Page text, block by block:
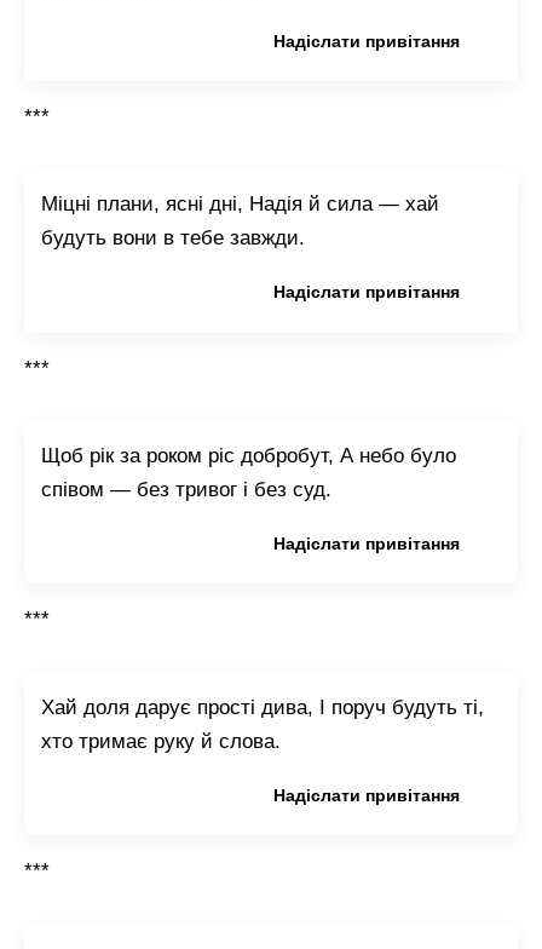
Надіслати привітання
***
Міцні плани, ясні дні, Надія й сила — хай
будуть вони в тебе завжди.
Надіслати привітання
***
Щоб рік за роком ріс добробут, А небо було
співом — без тривог і без суд.
Надіслати привітання
***
Хай доля дарує прості дива, І поруч будуть ті,
хто тримає руку й слова.
Надіслати привітання
***